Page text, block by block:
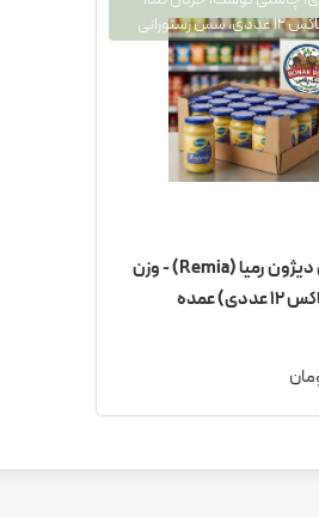
سس خردل دیژون رمیا (Remia) - وزن